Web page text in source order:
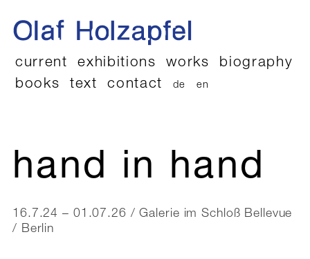
current exhibitions works
biography
books
text contact de en
hand in hand
16.7.24 – 01.07.26 / Galerie im Schloß Bellevue
/ Berlin